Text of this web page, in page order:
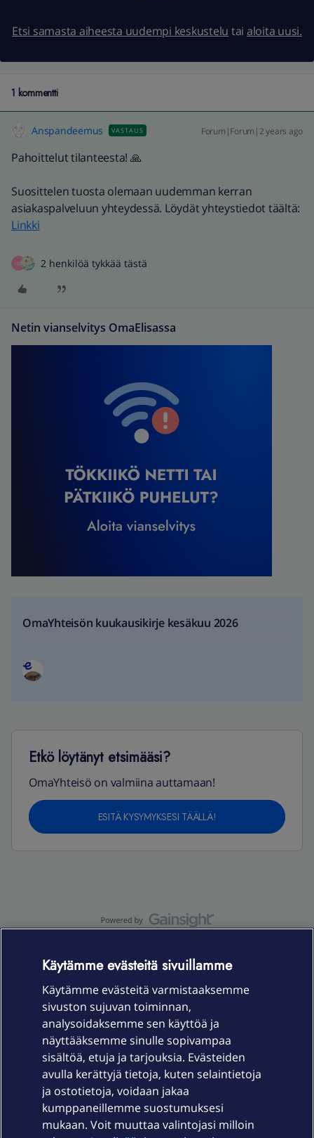
Etsi samasta aiheesta uudempi keskustelu tai aloita uusi.
1 kommentti
Anspandeemus VASTAUS Forum|Forum|2 years ago
Pahoittelut tilanteesta! 🙏
Suosittelen tuosta olemaan uudemman kerran
asiakaspalveluun yhteydessä. Löydät yhteystiedot täältä:
Linkki
N 2 henkilöä tykkää tästä
Netin vianselvitys OmaElisassa
OmaYhteisön kuukausikirje kesäkuu 2026
Etkö löytänyt etsimääsi?
OmaYhteisö on valmiina auttamaan!
ESITÄ KYSYMYKSESI TÄÄLLÄ!
Laitteet & liittymät
Palvelut
Käytämme evästeitä sivuillamme
Käytämme evästeitä varmistaaksemme
sivuston sujuvan toiminnan,
analysoidaksemme sen käyttöä ja
näyttääksemme sinulle sopivampaa
sisältöä, etuja ja tarjouksia. Evästeiden
avulla kerättyjä tietoja, kuten selaintietoja
ja ostotietoja, voidaan jakaa
kumppaneillemme suostumuksesi
mukaan. Voit muuttaa valintojasi milloin